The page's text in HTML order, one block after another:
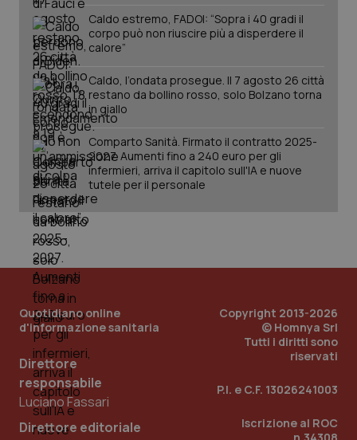
Caldo estremo, FADOI: “Sopra i 40 gradi il
corpo può non riuscire più a disperdere il
calore”
Caldo, l’ondata prosegue. Il 7 agosto 26 città
restano da bollino rosso, solo Bolzano torna
in giallo
Comparto Sanità. Firmato il contratto 2025-
2027. Aumenti fino a 240 euro per gli
infermieri, arriva il capitolo sull'IA e nuove
tutele per il personale
Quotidiano online
d'informazione sanitaria
Direttore
responsabile
Luciano Fassari
Direttore editoriale
Copyright 2013-2026
© Homnya Srl
Tutti i diritti sono
riservati
P.I. e C.F. 13026241003
Iscrizione al ROC
PHPSESSID
PHP.net